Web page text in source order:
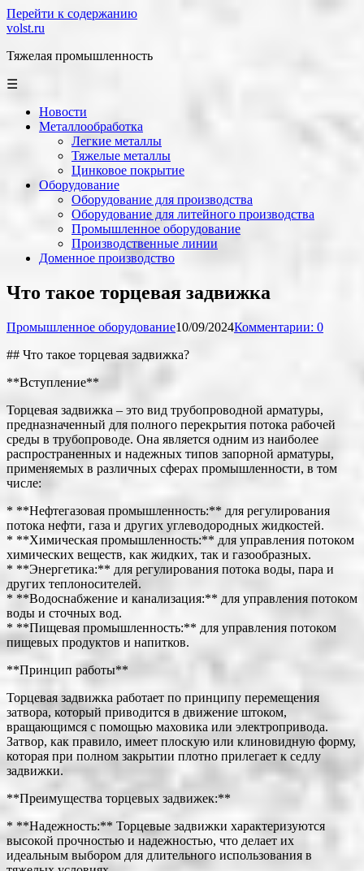
Перейти к содержанию
volst.ru
Тяжелая промышленность
☰
Новости
Металлообработка
Легкие металлы
Тяжелые металлы
Цинковое покрытие
Оборудование
Оборудование для производства
Оборудование для литейного производства
Промышленное оборудование
Производственные линии
Доменное производство
Что такое торцевая задвижка
Промышленное оборудование10/09/2024Комментарии: 0
## Что такое торцевая задвижка?
**Вступление**
Торцевая задвижка – это вид трубопроводной арматуры,
предназначенный для полного перекрытия потока рабочей
среды в трубопроводе. Она является одним из наиболее
распространенных и надежных типов запорной арматуры,
применяемых в различных сферах промышленности, в том
числе:
* **Нефтегазовая промышленность:** для регулирования
потока нефти, газа и других углеводородных жидкостей.
* **Химическая промышленность:** для управления потоком
химических веществ, как жидких, так и газообразных.
* **Энергетика:** для регулирования потока воды, пара и
других теплоносителей.
* **Водоснабжение и канализация:** для управления потоком
воды и сточных вод.
* **Пищевая промышленность:** для управления потоком
пищевых продуктов и напитков.
**Принцип работы**
Торцевая задвижка работает по принципу перемещения
затвора, который приводится в движение штоком,
вращающимся с помощью маховика или электропривода.
Затвор, как правило, имеет плоскую или клиновидную форму,
которая при полном закрытии плотно прилегает к седлу
задвижки.
**Преимущества торцевых задвижек:**
* **Надежность:** Торцевые задвижки характеризуются
высокой прочностью и надежностью, что делает их
идеальным выбором для длительного использования в